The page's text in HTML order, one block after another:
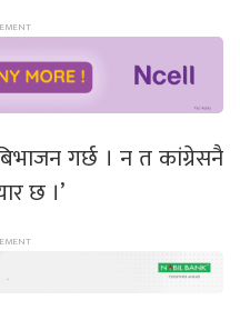
गर्छ । न त कांग्रेसनै
छ ।’